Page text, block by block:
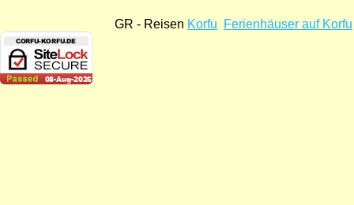
GR - Reisen Korfu Ferienhäuser auf Korfu